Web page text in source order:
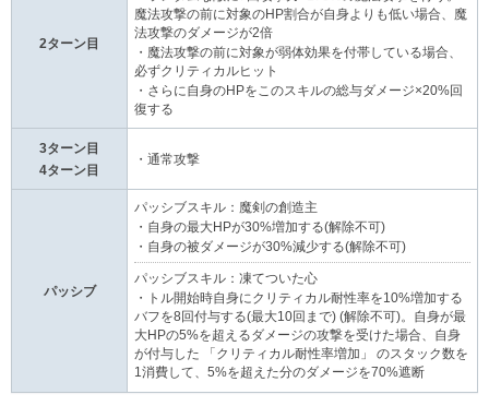
2ターン目
魔法攻撃の前に対象のHP割合が自身よりも低い場合、魔
法攻撃のダメージが2倍
・魔法攻撃の前に対象が弱体効果を付帯している場合、
必ずクリティカルヒット
・さらに自身のHPをこのスキルの総与ダメージ×20%回
復する
3ターン目
4ターン目
・通常攻撃
パッシブ
パッシブスキル：魔剣の創造主
・自身の最大HPが30%増加する(解除不可)
・自身の被ダメージが30%減少する(解除不可)
パッシブスキル：凍てついた心
・トル開始時自身にクリティカル耐性率を10%増加する
バフを8回付与する(最大10回まで) (解除不可)。自身が最
大HPの5%を超えるダメージの攻撃を受けた場合、自身
が付与した 「クリティカル耐性率増加」 のスタック数を
1消費して、5%を超えた分のダメージを70%遮断